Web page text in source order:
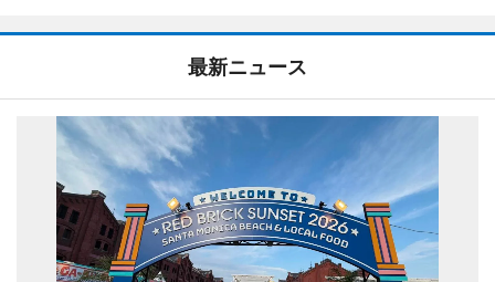
最新ニュース